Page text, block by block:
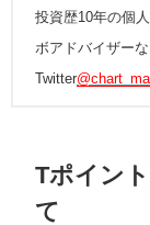
投資歴10年の個
ボアドバイザー
Twitter
Tポイン
て